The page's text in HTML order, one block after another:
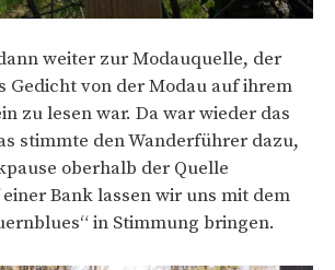
weiter zur Modauquelle, der
Gedicht von der Modau auf ihrem
zu lesen war. Da war wieder das
stimmte den Wanderführer dazu,
oberhalb der Quelle
Bank lassen wir uns mit dem
in Stimmung bringen.